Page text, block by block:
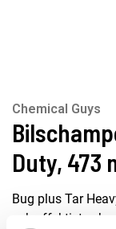
Chemical Guys
Duty, 473
Bug plus Tar
och effektivt